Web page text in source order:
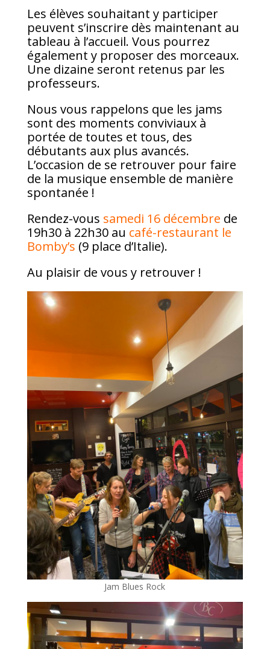
Les élèves souhaitant y participer
peuvent s’inscrire dès maintenant au
tableau à l’accueil. Vous pourrez
également y proposer des morceaux.
Une dizaine seront retenus par les
professeurs.
Nous vous rappelons que les jams
sont des moments conviviaux à
portée de toutes et tous, des
débutants aux plus avancés.
L’occasion de se retrouver pour faire
de la musique ensemble de manière
spontanée !
Rendez-vous samedi 16 décembre de
19h30 à 22h30 au café-restaurant le
Bomby’s (9 place d’Italie).
Au plaisir de vous y retrouver !
Jam Blues Rock